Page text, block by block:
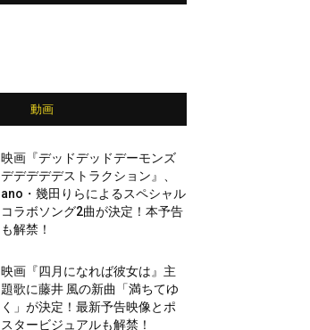
動画
映画『デッドデッドデーモンズ
デデデデデストラクション』、
ano・幾田りらによるスペシャル
コラボソング2曲が決定！本予告
も解禁！
映画『四月になれば彼女は』主
題歌に藤井 風の新曲「満ちてゆ
く」が決定！最新予告映像とポ
スタービジュアルも解禁！